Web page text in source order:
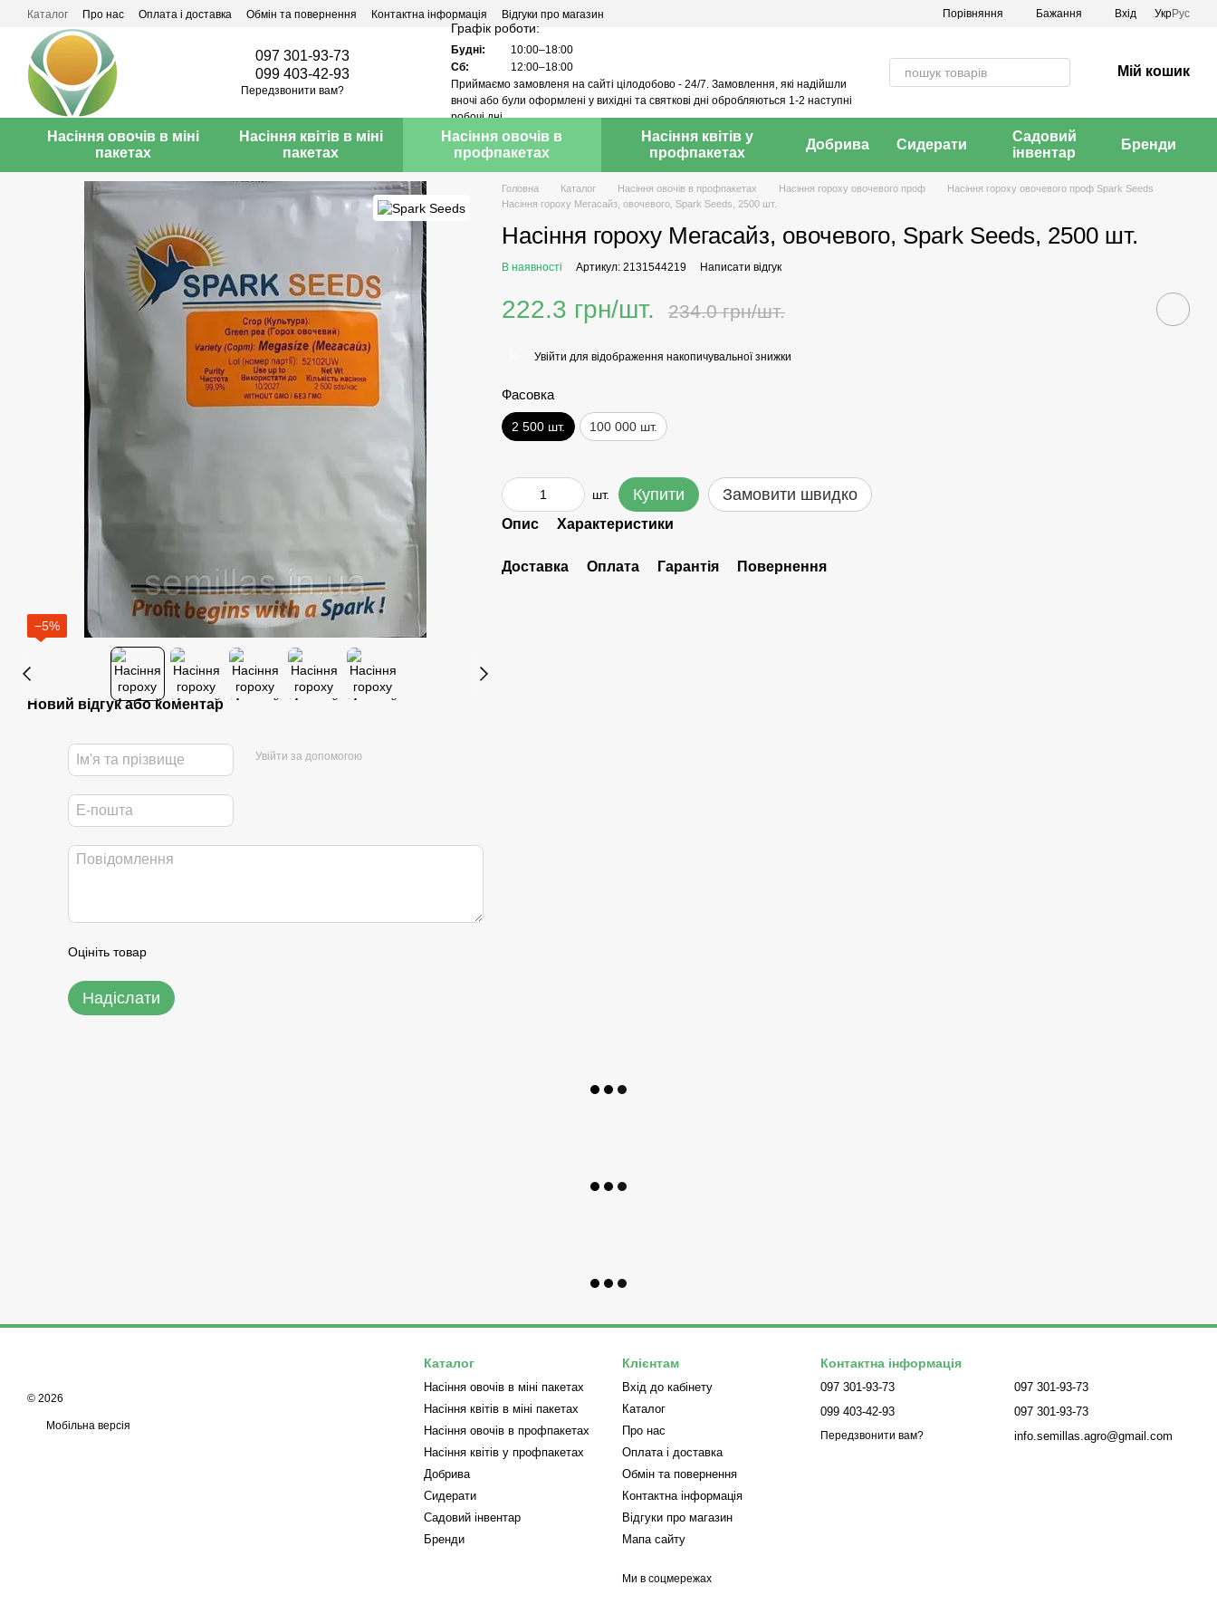
Перейти до основного контенту
Каталог Про нас Оплата і доставка Обмін та повернення Контактна інформація Відгуки про магазин Порівняння Бажання Вхід УкрРус
097 301-93-73
099 403-42-93
Передзвонити вам?
Графік роботи:
Будні:
10:00–18:00
Сб:
12:00–18:00
Приймаємо замовленя на сайті цілодобово - 24/7. Замовлення, які надійшли
вночі або були оформлені у вихідні та святкові дні обробляються 1-2 наступні
робочі дні.
Мій кошик
Насіння овочів в міні
пакетах
Насіння квітів в міні
пакетах
Насіння овочів в
профпакетах
Насіння квітів у
профпакетах
Добрива Сидерати
Садовий
інвентар
Бренди
−5%
Новий відгук або коментар
Увійти за допомогою
Оцініть товар
Надіслати
Головна Каталог Насіння овочів в профпакетах Насіння гороху овочевого проф
Насіння гороху овочевого проф Spark Seeds
Насіння гороху Мегасайз, овочевого, Spark Seeds, 2500 шт.
Насіння гороху Мегасайз, овочевого, Spark Seeds, 2500 шт.
В наявності Артикул: 2131544219 Написати відгук
222.3 грн/шт. 234.0 грн/шт.
Увійти для відображення накопичувальної знижки
Фасовка
2 500 шт. 100 000 шт.
шт. Купити Замовити швидко
Опис Характеристики
Доставка Оплата Гарантія Повернення
© 2026
Мобільна версія
Каталог
Насіння овочів в міні пакетах
Насіння квітів в міні пакетах
Насіння овочів в профпакетах
Насіння квітів у профпакетах
Добрива
Сидерати
Садовий інвентар
Бренди
Клієнтам
Вхід до кабінету
Каталог
Про нас
Оплата і доставка
Обмін та повернення
Контактна інформація
Відгуки про магазин
Мапа сайту
Ми в соцмережах
Контактна інформація
097 301-93-73
099 403-42-93
Передзвонити вам?
097 301-93-73
097 301-93-73
info.semillas.agro@gmail.com